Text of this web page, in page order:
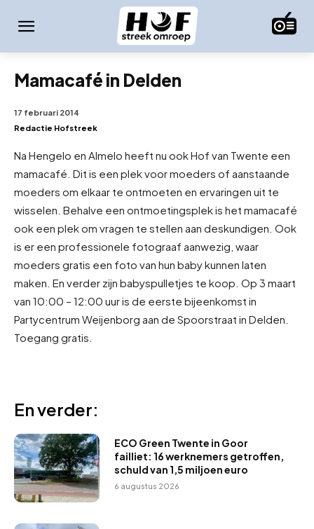
Mamacafé in Delden
17 februari 2014
Redactie Hofstreek
Na Hengelo en Almelo heeft nu ook Hof van Twente een
mamacafé. Dit is een plek voor moeders of aanstaande
moeders om elkaar te ontmoeten en ervaringen uit te
wisselen. Behalve een ontmoetingsplek is het mamacafé
ook een plek om vragen te stellen aan deskundigen. Ook
is er een professionele fotograaf aanwezig, waar
moeders gratis een foto van hun baby kunnen laten
maken. En verder zijn babyspulletjes te koop. Op 3 maart
van 10:00 – 12:00 uur is de eerste bijeenkomst in
Partycentrum Weijenborg aan de Spoorstraat in Delden.
Toegang gratis.
En verder:
ECO Green Twente in Goor
failliet: 16 werknemers getroffen,
schuld van 1,5 miljoen euro
6 augustus 2026